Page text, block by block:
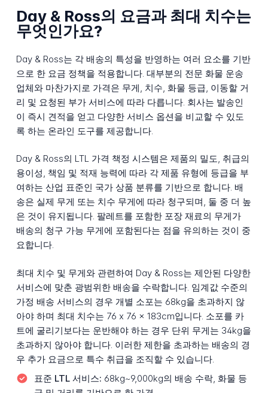
Day & Ross의 요금과 최대 치수는
무엇인가요?
Day & Ross는 각 배송의 특성을 반영하는 여러 요소를 기반
으로 한 요금 정책을 적용합니다. 대부분의 전문 화물 운송
업체와 마찬가지로 가격은 무게, 치수, 화물 등급, 이동할 거
리 및 요청된 부가 서비스에 따라 다릅니다. 회사는 발송인
이 즉시 견적을 얻고 다양한 서비스 옵션을 비교할 수 있도
록 하는 온라인 도구를 제공합니다.
Day & Ross의 LTL 가격 책정 시스템은 제품의 밀도, 취급의
용이성, 책임 및 적재 능력에 따라 각 제품 유형에 등급을 부
여하는 산업 표준인 국가 상품 분류를 기반으로 합니다. 배
송은 실제 무게 또는 치수 무게에 따라 청구되며, 둘 중 더 높
은 것이 유지됩니다. 팔레트를 포함한 포장 재료의 무게가
배송의 청구 가능 무게에 포함된다는 점을 유의하는 것이 중
요합니다.
최대 치수 및 무게와 관련하여 Day & Ross는 제안된 다양한
서비스에 맞춘 광범위한 배송을 수락합니다. 임계값 수준의
가정 배송 서비스의 경우 개별 소포는 68kg을 초과하지 않
아야 하며 최대 치수는 76 x 76 x 183cm입니다. 소포를 카
트에 굴리기보다는 운반해야 하는 경우 단위 무게는 34kg을
초과하지 않아야 합니다. 이러한 제한을 초과하는 배송의 경
우 추가 요금으로 특수 취급을 조직할 수 있습니다.
표준 LTL 서비스: 68kg~9,000kg의 배송 수락, 화물 등